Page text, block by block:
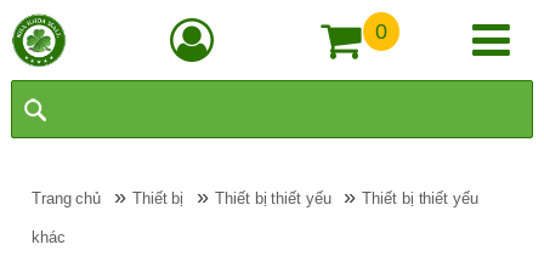
0
Trang chủ »Thiết bị »Thiết bị thiết yếu »Thiết bị thiết yếu
khác